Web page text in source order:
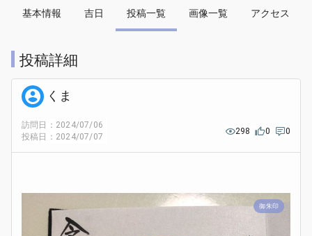
基本情報 吉日 投稿一覧 画像一覧 アクセス
投稿詳細
くま
訪問日：2024/07/06
投稿日：2024/07/07
298 0 0
御朱印